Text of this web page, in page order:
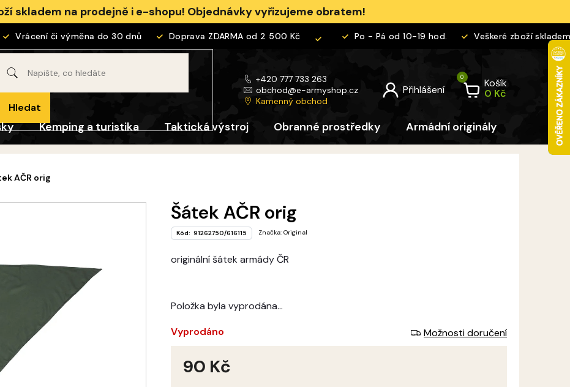
skladem na prodejně i e-shopu! Objednávky vyřizujeme obratem!
Vrácení či výměna do 30 dnů Doprava ZDARMA od 2 500 Kč Po - Pá od 10-19 hod. Veškeré zboží skladem
Hledat
+420 777 733 263
obchod@e-armyshop.cz
Kamenný obchod
Košík
Kemping a turistika Taktická výstroj Obranné prostředky Armádní originály Pro děti
AČR orig
Položka byla vyprodána…
originální šátek armády ČR
Šátek AČR orig
Kód: 91262750/616115 Značka: Original
Vyprodáno Možnosti doručení
90 Kč